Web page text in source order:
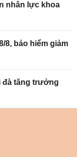
nhân lực khoa
8, bảo hiểm giảm
đà tăng trưởng